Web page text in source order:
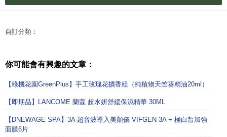
自訂分類：
你可能會有興趣的文章：
【綠機花園GreenPlus】手工玫瑰花擴香組（純植物天竺葵精油20ml）
【即期品】LANCOME 蘭蔻 超水妍舒緩保濕精華 30ML
【DNEWAGE SPA】3A 超音波導入美顏儀 VIFGEN 3A + 極白皙加強
面膜6片